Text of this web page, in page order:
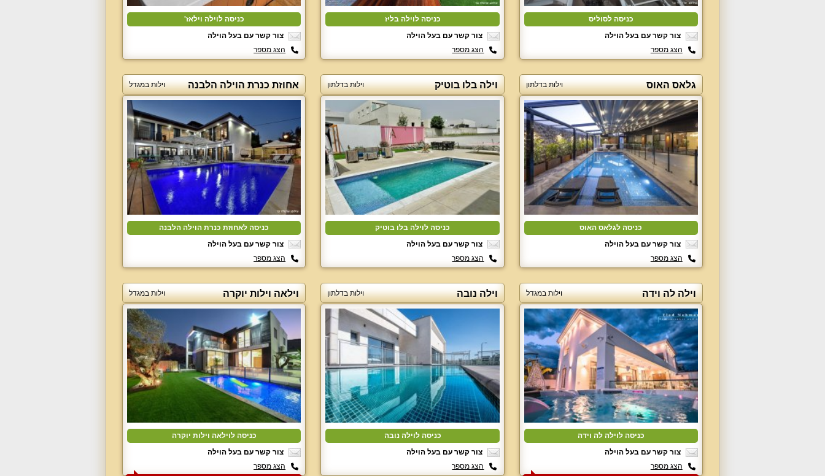
כניסה לסוליס
צור קשר עם בעל הוילה
הצג מספר
כניסה לוילה בליז
צור קשר עם בעל הוילה
הצג מספר
כניסה לוילה וילאז'
צור קשר עם בעל הוילה
הצג מספר
גלאס האוס וילות בדלתון
כניסה לגלאס האוס
צור קשר עם בעל הוילה
הצג מספר
וילה בלו בוטיק וילות בדלתון
כניסה לוילה בלו בוטיק
צור קשר עם בעל הוילה
הצג מספר
אחוזת כנרת הוילה הלבנה וילות במגדל
כניסה לאחוזת כנרת הוילה הלבנה
צור קשר עם בעל הוילה
הצג מספר
וילה לה וידה וילות במגדל
כניסה לוילה לה וידה
צור קשר עם בעל הוילה
הצג מספר
וילה נובה וילות בדלתון
כניסה לוילה נובה
צור קשר עם בעל הוילה
הצג מספר
וילאה וילות יוקרה וילות במגדל
כניסה לוילאה וילות יוקרה
צור קשר עם בעל הוילה
הצג מספר